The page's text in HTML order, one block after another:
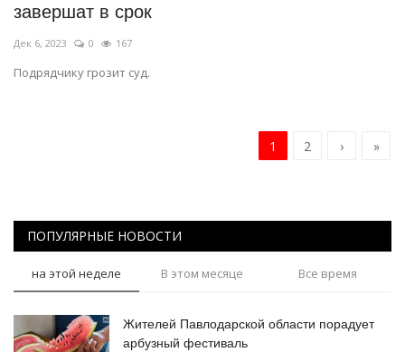
завершат в срок
Дек 6, 2023 0 167
Подрядчику грозит суд.
1 2 › »
ПОПУЛЯРНЫЕ НОВОСТИ
на этой неделе В этом месяце Все время
Жителей Павлодарской области порадует
арбузный фестиваль